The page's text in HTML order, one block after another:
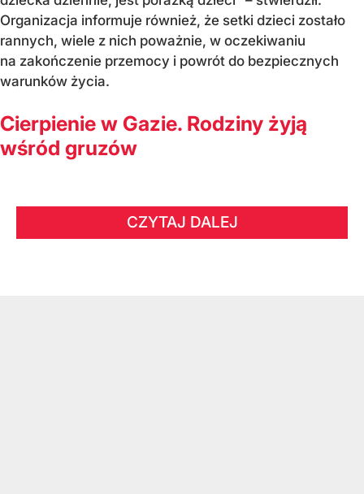
Organizacja informuje również, że setki dzieci zostało
rannych, wiele z nich poważnie, w oczekiwaniu
na zakończenie przemocy i powrót do bezpiecznych
warunków życia.
Cierpienie w Gazie. Rodziny żyją
wśród gruzów
CZYTAJ DALEJ